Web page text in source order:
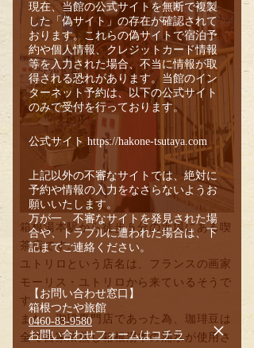
箱根湯本駅から徒歩５分の近場にある喫
茶店です。
ユトリロという店名は、フランスの画家
モーリス・ユトリロから来ているそうで
す。
また、珈琲専門店であった為、珈琲豆は
全て自家焙煎し箱根湯本の涌水が使用さ
×
現在、当館の公式サイトを無断で複製
した「偽サイト」の存在が確認されて
おります。これらの偽サイトで宿泊予
約や個人情報、クレジットカード情報
等を入力された場合、不当に情報が取
得される恐れがあります。当館のイン
ターネット予約は、以下の公式サイト
のみで受付を行っております。
公式サイトhttps://hakone-tsutaya.com
上記以外の不審なサイトでは、絶対に
予約や情報の入力をなさらないようお
願いいたします。
万が一、不審なサイトを発見された場
合や、トラブルに遭われた場合は、下
記までご連絡ください。
【お問い合わせ窓口】
箱根つたや旅館
0460-83-9580
お問い合わせフォームはコチラ